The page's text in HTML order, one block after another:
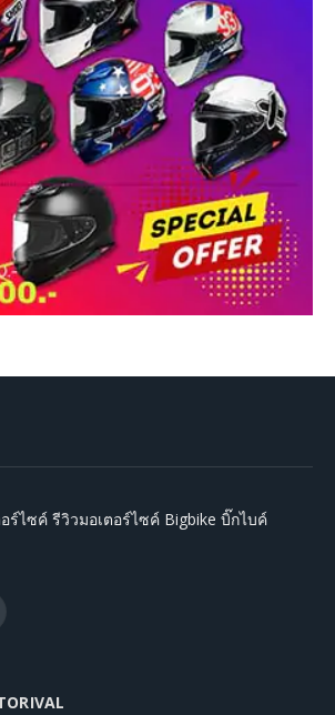
ร์ไซค์ รีวิวมอเตอร์ไซค์ Bigbike บิ๊กไบค์